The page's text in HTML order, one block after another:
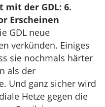
mit der GDL: 6.
Erscheinen
GDL neue
verkünden. Einiges
sie nochmals härter
als der
Und ganz sicher wird
Hetze gegen die